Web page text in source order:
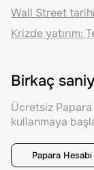
Wall Street
Krizde yatırım:
Birkaç
Ücretsiz Papara
kullanmaya
Papara